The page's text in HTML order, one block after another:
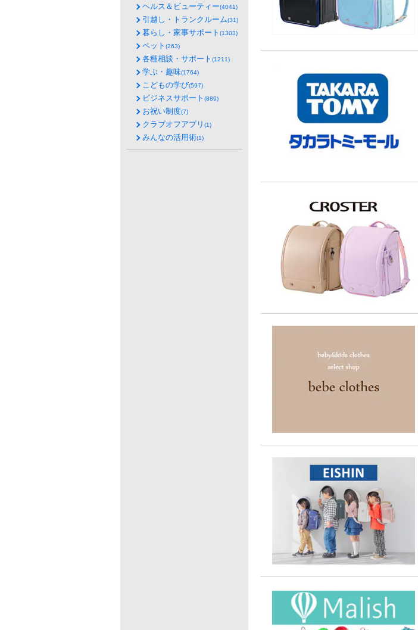
ヘルス＆ビューティー(4041)
引越し・トランクルーム(31)
暮らし・家事サポート (1303)
ペット (263)
各種相談・サポート (1211)
学ぶ・趣味(1764)
こどもの学び(597)
ビジネスサポート (889)
お祝い制度(7)
クラブオフアプリ (1)
みんなの活用術(1)